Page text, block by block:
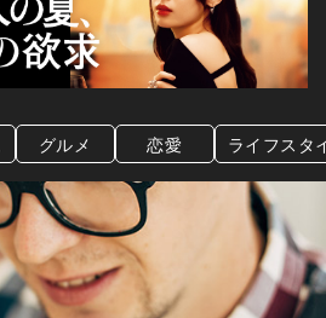
グルメ 恋愛 ライフスタ